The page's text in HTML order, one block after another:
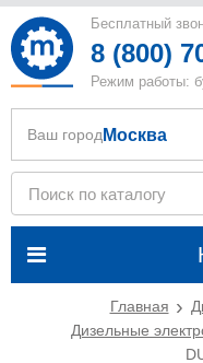
Бесплатный
8 (800)
Режим работы:
Ваш город Москва
Главная
Дизельные